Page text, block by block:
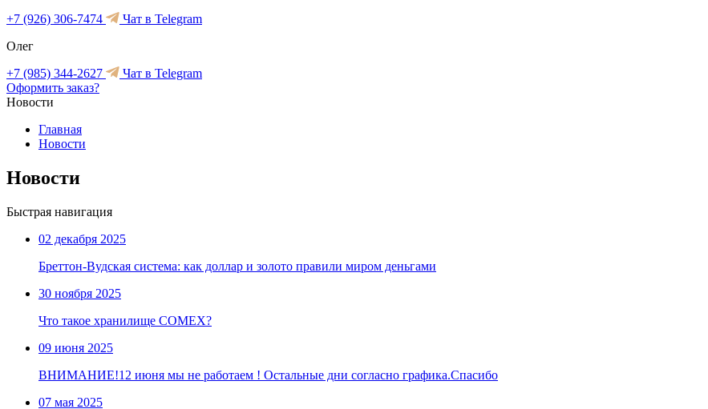
+7 (926) 306-7474
Чат в Telegram
Олег
+7 (985) 344-2627
Чат в Telegram
Оформить заказ?
Новости
Главная
Новости
Новости
Быстрая навигация
02 декабря 2025
Бреттон-Вудская система: как доллар и золото правили миром деньгами
30 ноября 2025
Что такое хранилище COMEX?
09 июня 2025
ВНИМАНИЕ!12 июня мы не работаем ! Остальные дни согласно графика.Спасибо
07 мая 2025